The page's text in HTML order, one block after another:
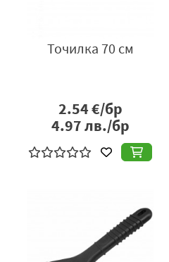
Точилка 70 см
2.54€/бр
4.97лв./бр